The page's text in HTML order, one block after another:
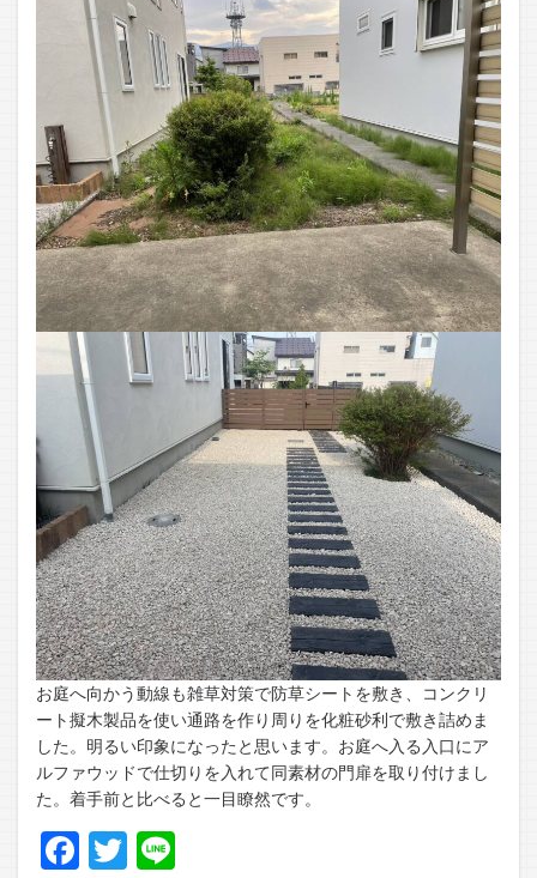
お庭へ向かう動線も雑草対策で防草シートを敷き、コンクリ
ート擬木製品を使い通路を作り周りを化粧砂利で敷き詰めま
した。明るい印象になったと思います。お庭へ入る入口にア
ルファウッドで仕切りを入れて同素材の門扉を取り付けまし
た。着手前と比べると一目瞭然です。
Facebook
Twitter